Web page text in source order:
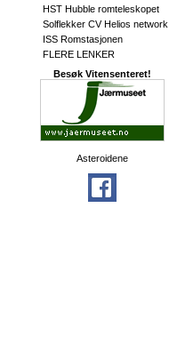
HST Hubble romteleskopet
Solflekker CV Helios network
ISS Romstasjonen
FLERE LENKER
Besøk Vitensenteret!
Asteroidene